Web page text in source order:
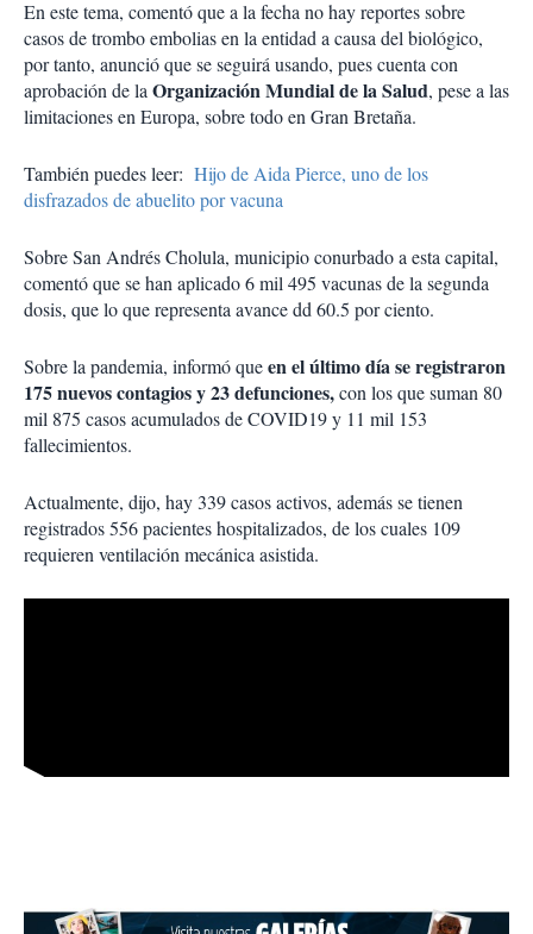
En este tema, comentó que a la fecha no hay reportes sobre
casos de trombo embolias en la entidad a causa del biológico,
por tanto, anunció que se seguirá usando, pues cuenta con
aprobación de laOrganización Mundial de la Salud, pese a las
limitaciones en Europa, sobre todo en Gran Bretaña.
También puedes leer: Hijo de Aida Pierce, uno de los
disfrazados de abuelito por vacuna
Sobre San Andrés Cholula, municipio conurbado a esta capital,
comentó que se han aplicado 6 mil 495 vacunas de la segunda
dosis, que lo que representa avance dd 60.5 por ciento.
Sobre la pandemia, informó queen el último día se registraron
175 nuevos contagios y 23 defunciones,con los que suman 80
mil 875 casos acumulados de COVID19 y 11 mil 153
fallecimientos.
Actualmente, dijo, hay 339 casos activos, además se tienen
registrados 556 pacientes hospitalizados, de los cuales 109
requieren ventilación mecánica asistida.